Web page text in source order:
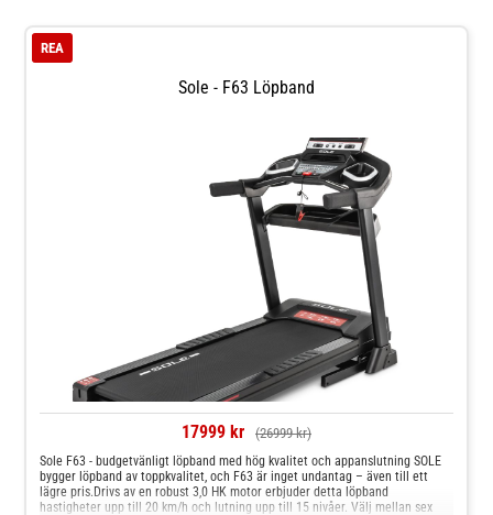
Sole - F63 Löpband
REA
17999 kr (26999 kr)
Sole F63 - budgetvänligt löpband med hög kvalitet och appanslutning SOLE
bygger löpband av toppkvalitet, och F63 är inget undantag – även till ett
lägre pris.Drivs av en robust 3,0 HK motor erbjuder detta löpband
hastigheter upp till 20 km/h och lutning upp till 15 nivåer. Välj mellan sex